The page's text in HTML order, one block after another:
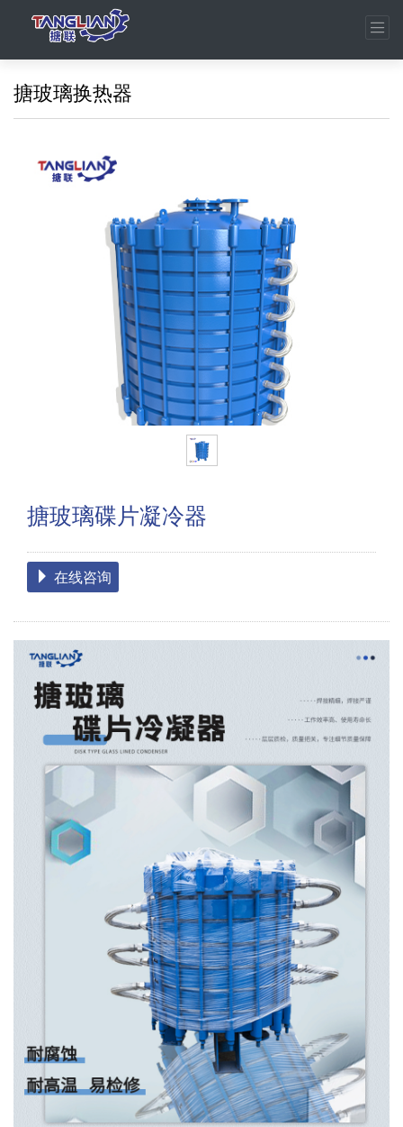
搪玻璃换热器
搪玻璃碟片凝冷器
在线咨询